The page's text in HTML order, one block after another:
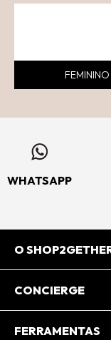
FEMININO
WHATSAPP
O
Sobre Nós
CONCIERGE
Central de
FERRAMENTAS